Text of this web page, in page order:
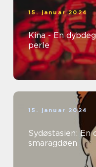
15. januar 2024
Kina - En
perle
15. januar 2024
Sydøstasien: En
smaragdøen